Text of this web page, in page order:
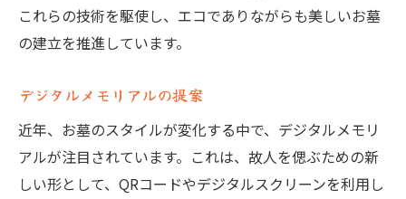
これらの技術を駆使し、エコでありながらも美しいお墓
の建立を推進しています。
デジタルメモリアルの提案
近年、お墓のスタイルが変化する中で、デジタルメモリ
アルが注目されています。これは、故人を偲ぶための新
しい形として、QRコードやデジタルスクリーンを利用し